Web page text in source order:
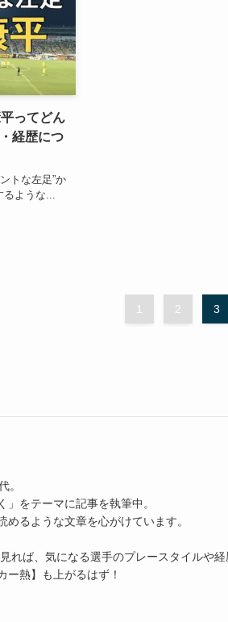
ってどん
経歴につ
トな左足”か
ような...
1 2 3
。
」をテーマに記事を執筆中。
めるような文章を心がけています。
れば、気になる選手のプレースタイルや経
ー熱】も上がるはず！